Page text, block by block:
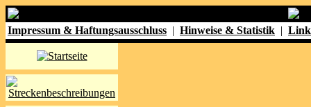
Impressum & Haftungsausschluss | Hinweise & Statistik |